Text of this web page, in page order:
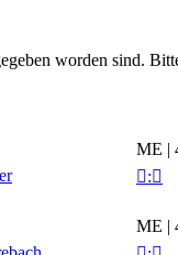
worden sind.
ME |
:
ME |